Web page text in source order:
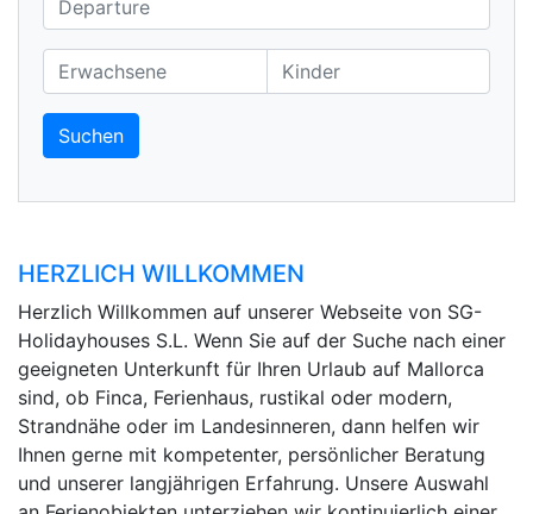
Suchen
HERZLICH WILLKOMMEN
Herzlich Willkommen auf unserer Webseite von SG-
Holidayhouses S.L. Wenn Sie auf der Suche nach einer
geeigneten Unterkunft für Ihren Urlaub auf Mallorca
sind, ob Finca, Ferienhaus, rustikal oder modern,
Strandnähe oder im Landesinneren, dann helfen wir
Ihnen gerne mit kompetenter, persönlicher Beratung
und unserer langjährigen Erfahrung. Unsere Auswahl